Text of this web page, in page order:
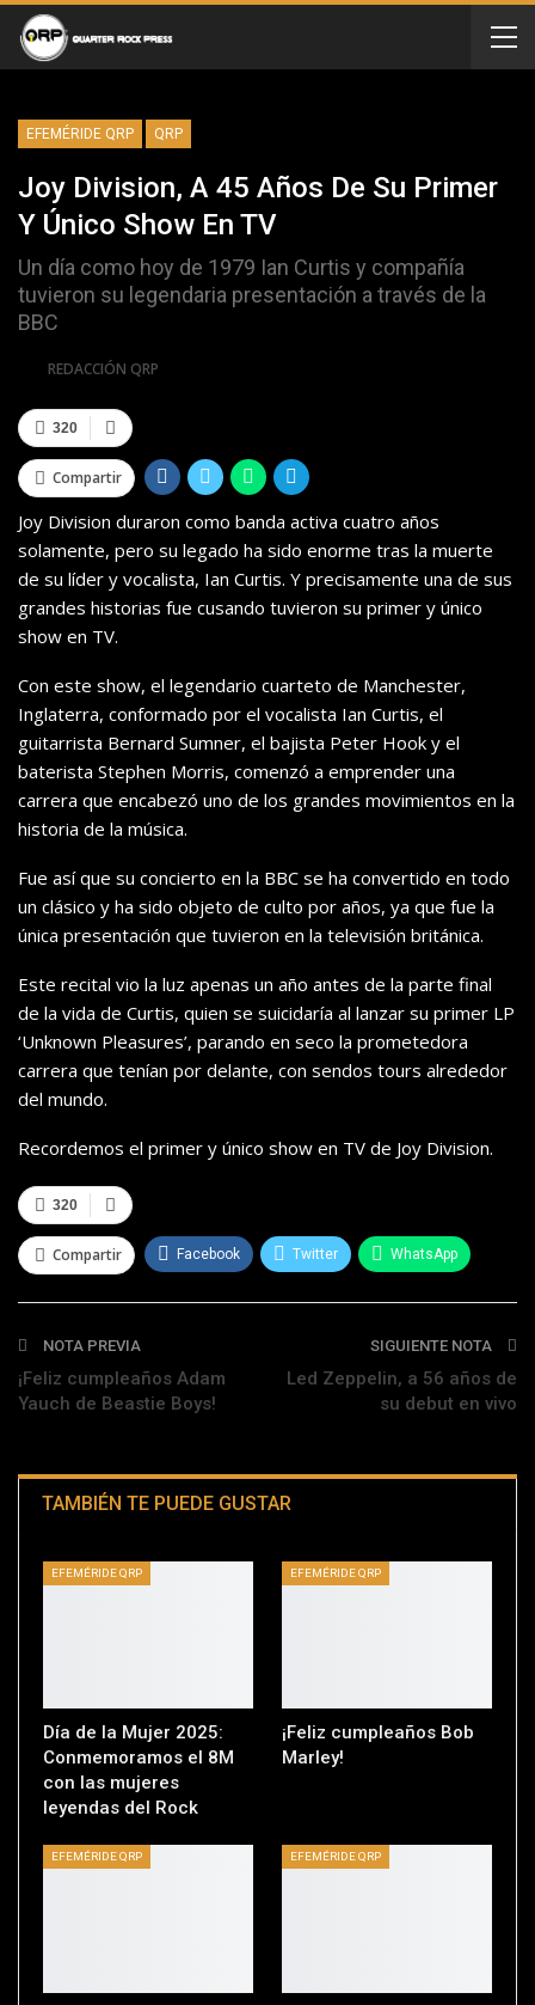
EFEMÉRIDE QRP QRP
Joy Division, A 45 Años De Su Primer
Y Único Show En TV
Un día como hoy de 1979 Ian Curtis y compañía
tuvieron su legendaria presentación a través de la
BBC
REDACCIÓN QRP
320
Compartir
Joy Division duraron como banda activa cuatro años
solamente, pero su legado ha sido enorme tras la muerte
de su líder y vocalista, Ian Curtis. Y precisamente una de sus
grandes historias fue cusando tuvieron su primer y único
show en TV.
Con este show, el legendario cuarteto de Manchester,
Inglaterra, conformado por el vocalista Ian Curtis, el
guitarrista Bernard Sumner, el bajista Peter Hook y el
baterista Stephen Morris, comenzó a emprender una
carrera que encabezó uno de los grandes movimientos en la
historia de la música.
Fue así que su concierto en la BBC se ha convertido en todo
un clásico y ha sido objeto de culto por años, ya que fue la
única presentación que tuvieron en la televisión británica.
Este recital vio la luz apenas un año antes de la parte final
de la vida de Curtis, quien se suicidaría al lanzar su primer LP
‘Unknown Pleasures’, parando en seco la prometedora
carrera que tenían por delante, con sendos tours alrededor
del mundo.
Recordemos el primer y único show en TV de Joy Division.
320
Compartir Facebook Twitter WhatsApp
Telegram
NOTA PREVIA
¡Feliz cumpleaños Adam
Yauch de Beastie Boys!
SIGUIENTE NOTA
Led Zeppelin, a 56 años de
su debut en vivo
TAMBIÉN TE PUEDE GUSTAR
EFEMÉRIDE QRP
Día de la Mujer 2025:
Conmemoramos el 8M
con las mujeres
leyendas del Rock
EFEMÉRIDE QRP
¡Feliz cumpleaños Bob
Marley!
EFEMÉRIDE QRP EFEMÉRIDE QRP